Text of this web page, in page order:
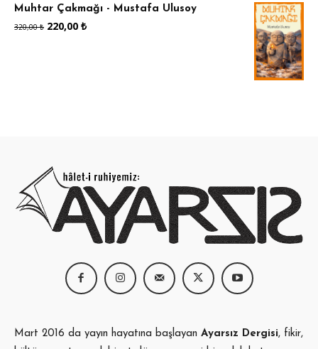
110,00 ₺.
Muhtar Çakmağı - Mustafa Ulusoy
320,00₺ Orijinal
220,00 ₺Şu
Mart 2016 da yayın hayatına başlayan Ayarsız Dergisi, fikir,